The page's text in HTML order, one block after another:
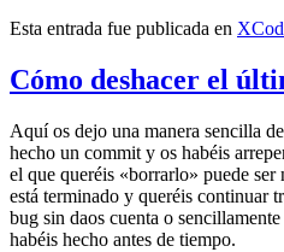
Esta entrada fue publicada en
Cómo deshacer el
Aquí os dejo una manera sencilla
hecho un commit y os habéis
el que queréis «borrarlo» puede
está terminado y queréis continuar
bug sin daos cuenta o
habéis hecho antes de tiempo.